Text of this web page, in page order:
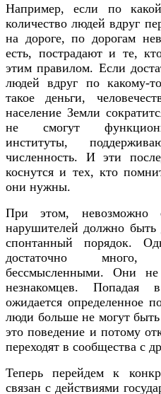
Например, если по
количество людей вдруг
на дороге, по дорогам
есть, пострадают и те,
этим правилом. Если
людей вдруг по какому-
такое деньги,
население Земли
не смогут
институты,
численность. И эти
коснутся и тех, кто
они нужны.
При этом, невозможно
нарушителей должно быть
спонтанный порядок.
достаточно много,
бессмысленными. Они не
незнакомцев.
ожидается определенное
люди больше не могут
это поведение и потому
переходят в сообщества с
Теперь перейдем к
связан с действиями